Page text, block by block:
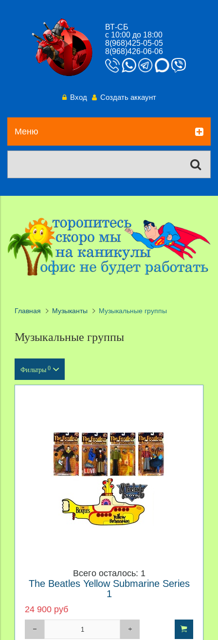
ВТ-СБ
с 10:00 до 18:00
8(968)425-05-05
8(968)426-06-06
Вход Создать аккаунт
Меню
Главная Музыканты Музыкальные группы
Музыкальные группы
Фильтры 0
Производитель
Всего осталось: 1
The Beatles Yellow Submarine Series
1
24 900 руб